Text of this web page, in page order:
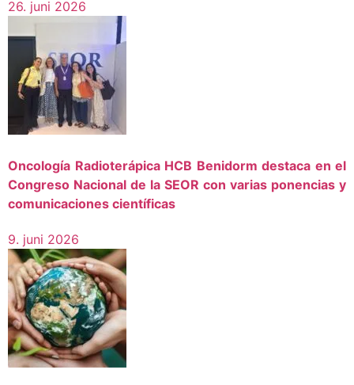
26. juni 2026
Oncología Radioterápica HCB Benidorm destaca en el
Congreso Nacional de la SEOR con varias ponencias y
comunicaciones científicas
9. juni 2026